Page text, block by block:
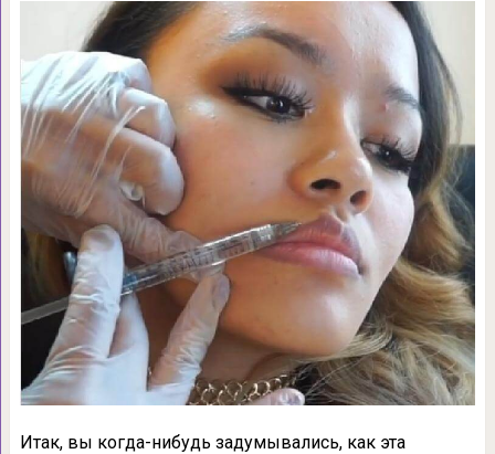
Итак, вы когда-нибудь задумывались, как эта